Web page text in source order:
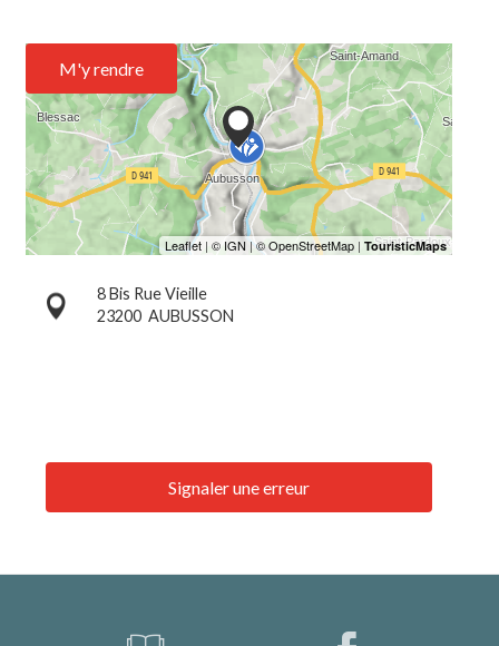
M'y rendre
8 Bis Rue Vieille
23200 AUBUSSON
Signaler une erreur